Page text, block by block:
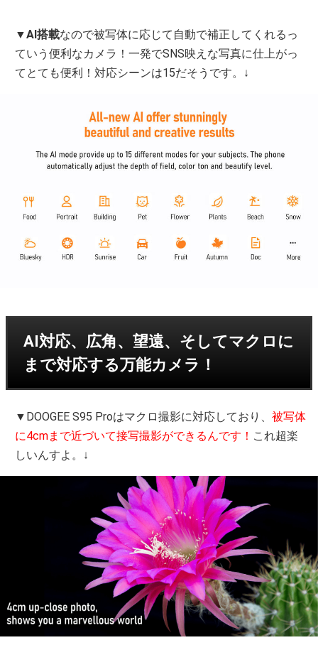
▼AI搭載なので被写体に応じて自動で補正してくれるっ
ていう便利なカメラ！一発でSNS映えな写真に仕上がっ
てとても便利！対応シーンは15だそうです。↓
AI対応、広角、望遠、そしてマクロに
まで対応する万能カメラ！
▼DOOGEE S95 Proはマクロ撮影に対応しており、被写体
に4cmまで近づいて接写撮影ができるんです！ これ超楽
しいんすよ。↓